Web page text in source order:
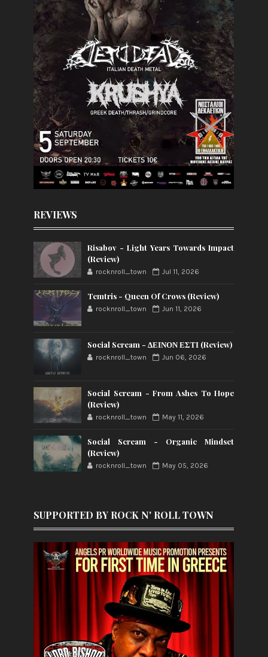
REVIEWS
Risabov - Light Years Towards Impact
(Review)
rocknroll_town Jul 11, 2026
Temtris - Queen Of Crows (Review)
rocknroll_town Jun 11, 2026
Social Scream - ΔΕΙΝΟΝ ΕΣΤΙ (Review)
rocknroll_town Jun 06, 2026
Social Scream - From Ashes To Hope
(Review)
rocknroll_town May 11, 2026
Social Scream - Organic Mindset
(Review)
rocknroll_town May 05, 2026
SUPPORTED BY ROCK N' ROLL TOWN